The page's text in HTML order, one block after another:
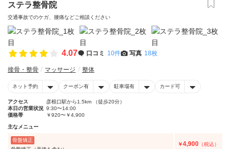
ステラ整骨院
交通事故でのケガ、腰痛などご相談ください
4.07 口コミ 10件 写真 18枚
接骨・整骨 マッサージ 整体
ネット予約 クーポン有 駐車場有 カード可
アクセス
彦根口駅から1.5km （徒歩20分）
本日の営業状況 9:30〜14:00
価格帯
￥920〜￥4,900
主なメニュー
骨盤矯正
￥4,900 （税込）